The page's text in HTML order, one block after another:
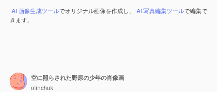
AI 画像生成ツールでオリジナル画像を作成し、 AI 写真編集ツールで編集で
きます。
空に照らされた野原の少年の肖像画
olinchuk